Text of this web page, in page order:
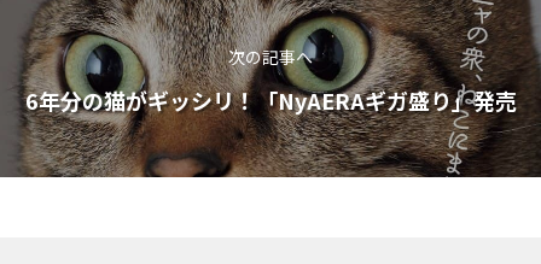
次の記事へ
6年分の猫がギッシリ！「NyAERAギガ盛り」発売